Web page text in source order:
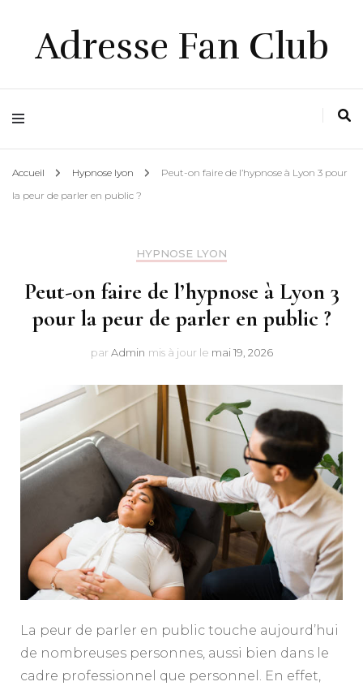
Adresse Fan Club
Accueil Hypnose lyon
Peut-on faire de l’hypnose à Lyon 3 pour
la peur de parler en public ?
HYPNOSE LYON
Peut-on faire de l’hypnose à Lyon 3
pour la peur de parler en public ?
par Admin mis à jour le mai 19, 2026
La peur de parler en public touche aujourd’hui
de nombreuses personnes, aussi bien dans le
cadre professionnel que personnel. En effet,